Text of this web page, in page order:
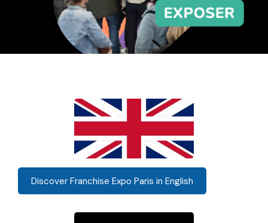
Discover Franchise Expo Paris in English